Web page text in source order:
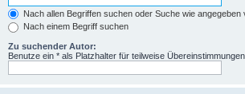
Nach allen Begriffen suchen oder Suche wie angegeben
Nach einem Begriff suchen
Zu suchender Autor:
Benutze ein * als Platzhalter für teilweise Übereinstimmungen.